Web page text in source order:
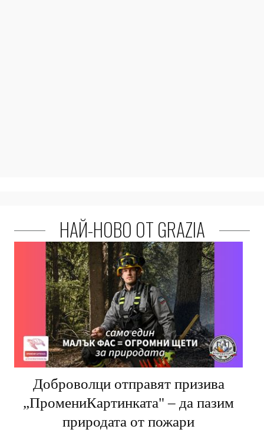
НАЙ-НОВО ОТ GRAZIA
Доброволци отправят призива
„ПромениКартинката" – да пазим
природата от пожари